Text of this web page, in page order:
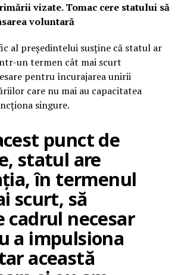
vizate. Tomac cere statului să
voluntară
al președintelui susține că statul ar
un termen cât mai scurt
pentru încurajarea unirii
care nu mai au capacitatea
singure.
punct de
statul are
în termenul
scurt, să
cadrul necesar
a impulsiona
această